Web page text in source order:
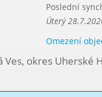
Poslední
Úterý
Omezení
Ves, okres Uherské